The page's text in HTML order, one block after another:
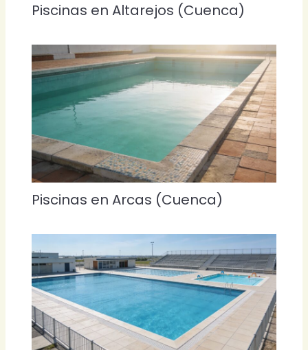
Piscinas en Altarejos (Cuenca)
Piscinas en Arcas (Cuenca)